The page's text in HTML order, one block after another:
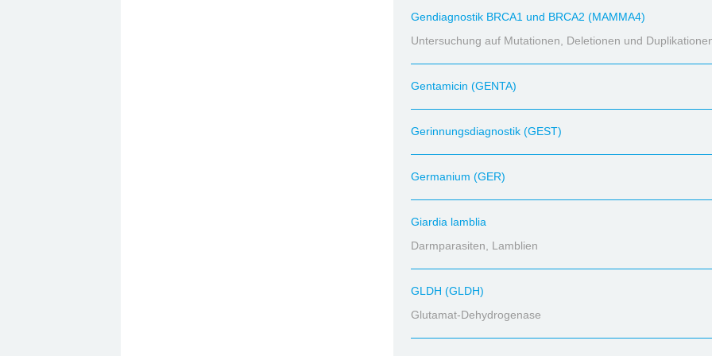
Gendiagnostik BRCA1 und BRCA2 (MAMMA4)
Untersuchung auf Mutationen, Deletionen und
Gentamicin (GENTA)
Gerinnungsdiagnostik (GEST)
Germanium (GER)
Giardia lamblia
Darmparasiten, Lamblien
GLDH (GLDH)
Glutamat-Dehydrogenase